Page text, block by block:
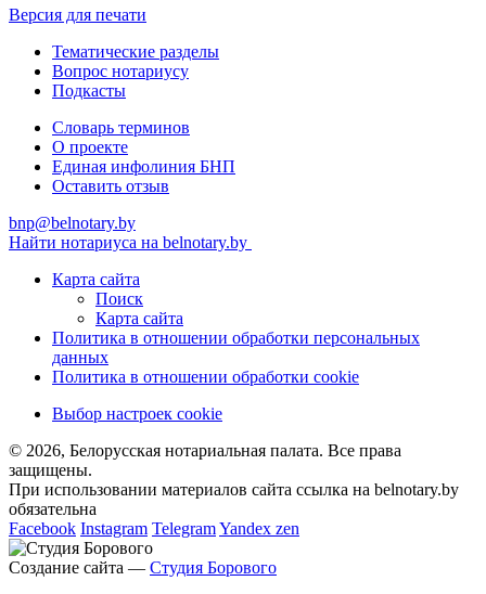
Версия для печати
Тематические разделы
Вопрос нотариусу
Подкасты
Словарь терминов
О проекте
Единая инфолиния БНП
Оставить отзыв
bnp@belnotary.by
Найти нотариуса на belnotary.by
Карта сайта
Поиск
Карта сайта
Политика в отношении обработки персональных
данных
Политика в отношении обработки cookie
Выбор настроек cookie
© 2026, Белорусская нотариальная палата. Все права
защищены.
При использовании материалов сайта ссылка на belnotary.by
обязательна
Facebook Instagram TelegramYandex zen
Создание сайта — Студия Борового